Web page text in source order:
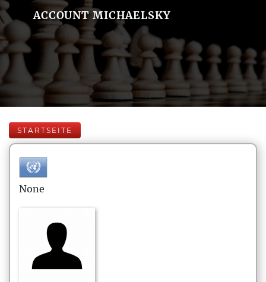
ACCOUNT MICHAELSKY
STARTSEITE
None